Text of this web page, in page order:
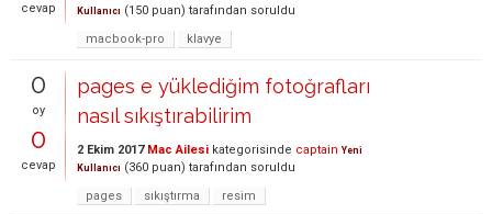
cevap Kullanıcı (150 puan) tarafından soruldu
macbook-pro
klavye
0
oy
0
cevap
pages e yüklediğim fotoğrafları
nasıl sıkıştırabilirim
2 Ekim 2017 Mac Ailesi kategorisinde captain Yeni
Kullanıcı (360 puan) tarafından soruldu
pages
sıkıştırma resim